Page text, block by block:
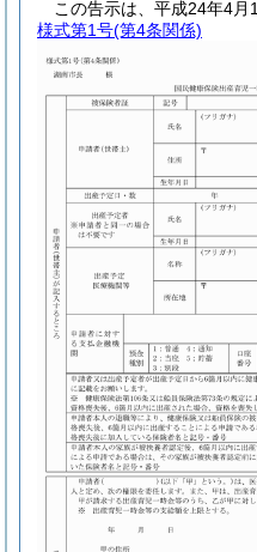
この告示は、平成24年4月
様式第1号(第4条関係)